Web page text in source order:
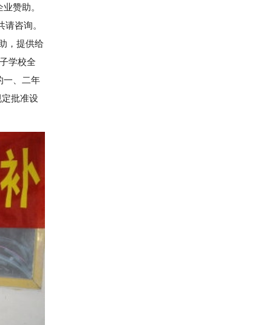
赞助。
咨询。
，提供给
学校全
一、二年
批准设